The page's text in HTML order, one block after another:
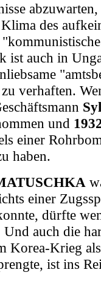
des
ist auch in
verhaften.
und
einer
haben.
einer
dürfte
Und auch die
Korea-Krieg
ist ins